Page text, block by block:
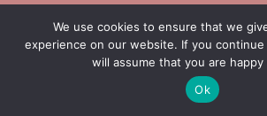
pour favoriser…
continuer
We use cookies to ensure that we
experience on our website. If you
will assume that you are
Ok